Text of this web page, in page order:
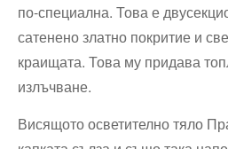
по-специална. Това е
сатенено златно покритие и
краищата. Това му придава
излъчване.
Висящото осветително тяло